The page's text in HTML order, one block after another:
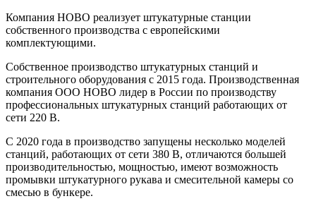
Компания НОВО реализует штукатурные станции
собственного производства с европейскими
комплектующими.
Собственное производство штукатурных станций и
строительного оборудования с 2015 года. Производственная
компания ООО НОВО лидер в России по производству
профессиональных штукатурных станций работающих от
сети 220 В.
C 2020 года в производство запущены несколько моделей
станций, работающих от сети 380 В, отличаются большей
производительностью, мощностью, имеют возможность
промывки штукатурного рукава и смесительной камеры со
смесью в бункере.